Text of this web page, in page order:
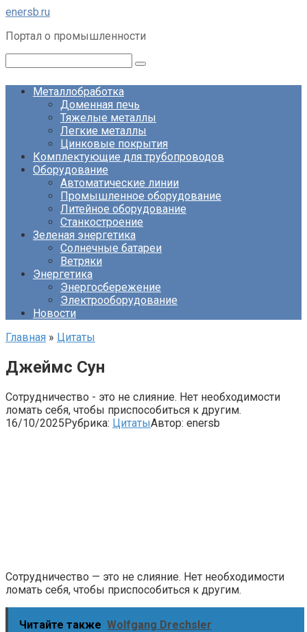
Перейти
контенту
enersb.ru
Портал о промышленности
Металлобработка
Доменная печь
Тяжелые металлы
Легкие металлы
Цинковые покрытия
Комплектующие для трубопроводов
Оборудование
Автоматические линии
Промышленное оборудование
Литейное оборудование
Станкостроение
Зеленая энергетика
Солнечные батареи
Ветряки
Энергетика
Энергосбережение
Электрооборудование
Новости
Главная » Цитаты
Джеймс Сун
Сотрудничество - это не слияние. Нет необходимости
ломать себя, чтобы приспособиться к другим.
16/10/2025Рубрика: ЦитатыАвтор: enersb
Сотрудничество — это не слияние. Нет необходимости
ломать себя, чтобы приспособиться к другим.
Читайте также Wolfgang Drechsler